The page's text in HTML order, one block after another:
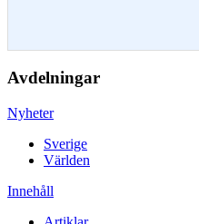
Avdelningar
Nyheter
Sverige
Världen
Innehåll